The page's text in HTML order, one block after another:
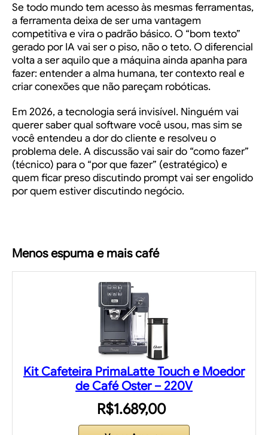
Se todo mundo tem acesso às mesmas ferramentas,
a ferramenta deixa de ser uma vantagem
competitiva e vira o padrão básico. O “bom texto”
gerado por IA vai ser o piso, não o teto. O diferencial
volta a ser aquilo que a máquina ainda apanha para
fazer: entender a alma humana, ter contexto real e
criar conexões que não pareçam robóticas.
Em 2026, a tecnologia será invisível. Ninguém vai
querer saber qual software você usou, mas sim se
você entendeu a dor do cliente e resolveu o
problema dele. A discussão vai sair do “como fazer”
(técnico) para o “por que fazer” (estratégico) e
quem ficar preso discutindo prompt vai ser engolido
por quem estiver discutindo negócio.
Menos espuma e mais café
Kit Cafeteira PrimaLatte Touch e Moedor
de Café Oster – 220V
R$1.689,00